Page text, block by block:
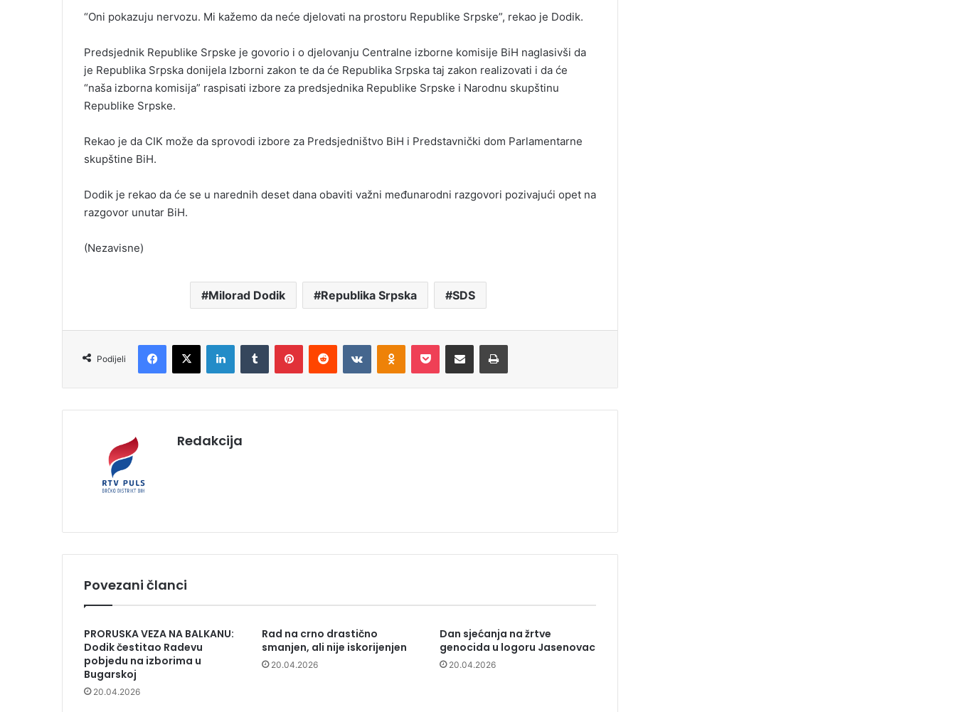
“Oni pokazuju nervozu. Mi kažemo da neće djelovati na prostoru Republike Srpske”, rekao je Dodik.
Predsjednik Republike Srpske je govorio i o djelovanju Centralne izborne komisije BiH naglasivši da
je Republika Srpska donijela Izborni zakon te da će Republika Srpska taj zakon realizovati i da će
“naša izborna komisija” raspisati izbore za predsjednika Republike Srpske i Narodnu skupštinu
Republike Srpske.
Rekao je da CIK može da sprovodi izbore za Predsjedništvo BiH i Predstavnički dom Parlamentarne
skupštine BiH.
Dodik je rekao da će se u narednih deset dana obaviti važni međunarodni razgovori pozivajući opet na
razgovor unutar BiH.
(Nezavisne)
Milorad Dodik Republika Srpska SDS
Podijeli
Redakcija
Povezani članci
PRORUSKA VEZA NA BALKANU:
Dodik čestitao Radevu
pobjedu na izborima u
Bugarskoj
20.04.2026
Rad na crno drastično
smanjen, ali nije iskorijenjen
20.04.2026
Dan sjećanja na žrtve
genocida u logoru Jasenovac
20.04.2026